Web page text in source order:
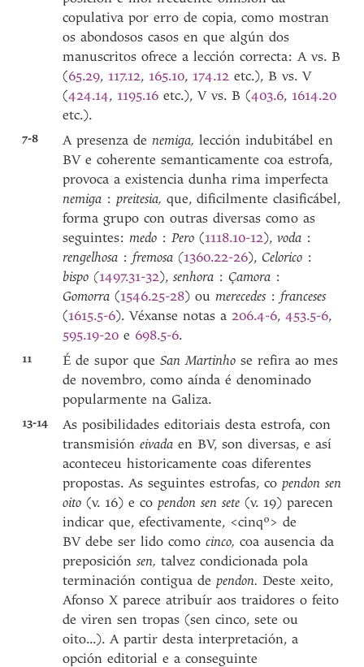
copulativa por erro de copia, como mostran
os abondosos casos en que algún dos
manuscritos ofrece a lección correcta: A vs. B
(65.29, 117.12, 165.10, 174.12 etc.), B vs. V
(424.14, 1195.16 etc.), V vs. B (403.6, 1614.20
etc.).
7-8 A presenza denemiga, lección indubitábel en
BV e coherente semanticamente coa estrofa,
provoca a existencia dunha rima imperfecta
nemiga :preitesia, que, dificilmente clasificábel,
forma grupo con outras diversas como as
seguintes:medo :Pero(1118.10-12),voda :
rengelhosa :fremosa (1360.22-26),Celorico :
bispo (1497.31-32),senhora :Çamora :
Gomorra (1546.25-28) oumerecedes :franceses
(1615.5-6). Véxanse notas a 206.4-6,453.5-6,
595.19-20 e 698.5-6.
11 É de supor queSan Martinho se refira ao mes
de novembro, como aínda é denominado
popularmente na Galiza.
13-14
As posibilidades editoriais desta estrofa, con
transmisióneivadaen BV, son diversas, e así
aconteceu historicamente coas diferentes
propostas. As seguintes estrofas, copendon sen
oito(v. 16) e copendon sen sete(v. 19) parecen
indicar que, efectivamente, <cinqº> de
BV debe ser lido comocinco, coa ausencia da
preposiciónsen,talvez condicionada pola
terminación contigua dependon. Deste xeito,
Afonso X parece atribuír aos traidores o feito
de viren sen tropas (sen cinco, sete ou
oito...). A partir desta interpretación, a
opción editorial e a conseguinte